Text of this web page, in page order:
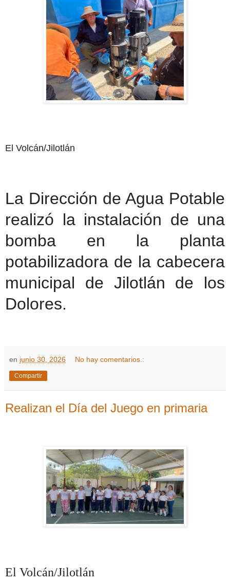
El Volcán/Jilotlán
La Dirección de Agua Potable
realizó la instalación de una
bomba en la planta
potabilizadora de la cabecera
municipal de Jilotlán de los
Dolores.
en junio 30, 2026 No hay comentarios.:
Compartir
Realizan el Día del Juego en primaria
El Volcán/Jilotlán